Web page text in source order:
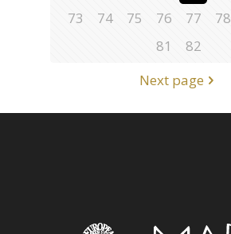
73
74 75 76 77 78
81
82
Next page